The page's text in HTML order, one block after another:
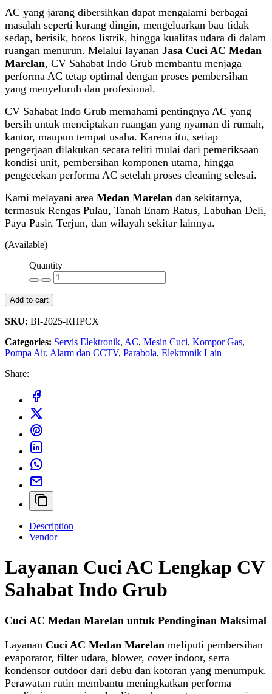
AC yang jarang dibersihkan dapat mengalami berbagai
masalah seperti kurang dingin, mengeluarkan bau tidak
sedap, berisik, boros listrik, hingga kualitas udara di dalam
ruangan menurun. Melalui layanan Jasa Cuci AC Medan
Marelan, CV Sahabat Indo Grub membantu menjaga
performa AC tetap optimal dengan proses pembersihan
yang menyeluruh dan profesional.
CV Sahabat Indo Grub memahami pentingnya AC yang
bersih untuk menciptakan ruangan yang nyaman di rumah,
kantor, maupun tempat usaha. Karena itu, setiap
pengerjaan dilakukan secara teliti mulai dari pemeriksaan
kondisi unit, pembersihan komponen utama, hingga
pengecekan performa AC setelah proses cleaning selesai.
Kami melayani area Medan Marelan dan sekitarnya,
termasuk Rengas Pulau, Tanah Enam Ratus, Labuhan Deli,
Paya Pasir, Terjun, dan wilayah sekitar lainnya.
(Available)
Quantity
Add to cart
SKU: BI-2025-RHPCX
Categories: Servis Elektronik, AC, Mesin Cuci, Kompor Gas,
Pompa Air, Alarm dan CCTV, Parabola, Elektronik Lain
Share:
Description
Vendor
Layanan Cuci AC Lengkap CV
Sahabat Indo Grub
Cuci AC Medan Marelan untuk Pendinginan Maksimal
Layanan Cuci AC Medan Marelan meliputi pembersihan
evaporator, filter udara, blower, cover indoor, serta
kondensor outdoor dari debu dan kotoran yang menumpuk.
Perawatan rutin membantu meningkatkan performa